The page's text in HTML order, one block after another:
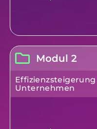
Modul 2
Unternehmen